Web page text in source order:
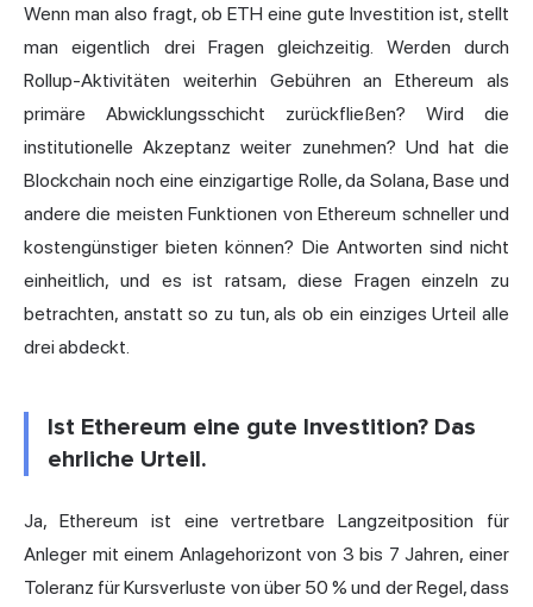
Wenn man also fragt, ob ETH eine gute Investition ist, stellt
man eigentlich drei Fragen gleichzeitig. Werden durch
Rollup-Aktivitäten weiterhin Gebühren an Ethereum als
primäre Abwicklungsschicht zurückfließen? Wird die
institutionelle Akzeptanz weiter zunehmen? Und hat die
Blockchain noch eine einzigartige Rolle, da Solana, Base und
andere die meisten Funktionen von Ethereum schneller und
kostengünstiger bieten können? Die Antworten sind nicht
einheitlich, und es ist ratsam, diese Fragen einzeln zu
betrachten, anstatt so zu tun, als ob ein einziges Urteil alle
drei abdeckt.
Ist Ethereum eine gute Investition? Das
ehrliche Urteil.
Ja, Ethereum ist eine vertretbare Langzeitposition für
Anleger mit einem Anlagehorizont von 3 bis 7 Jahren, einer
Toleranz für Kursverluste von über 50 % und der Regel, dass